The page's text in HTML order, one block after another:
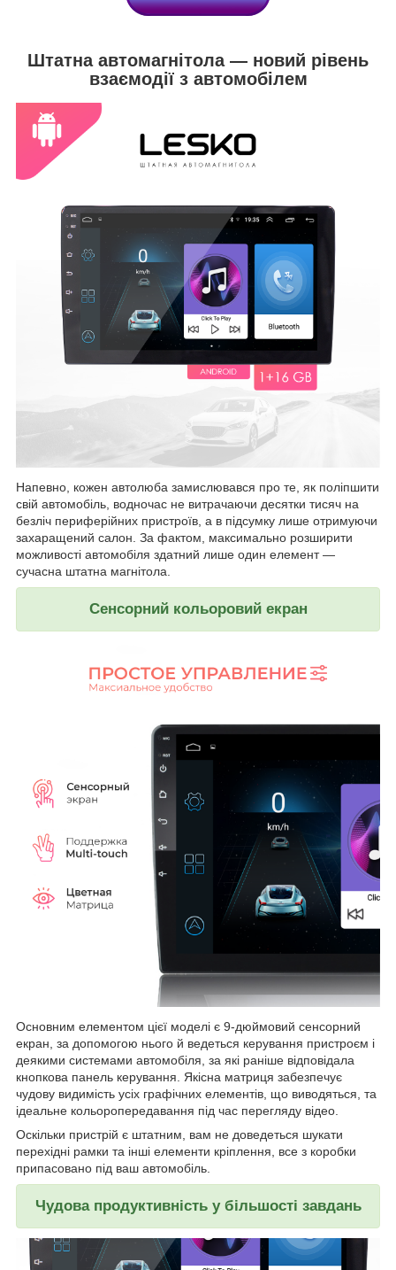
Штатна автомагнітола — новий рівень
взаємодії з автомобілем
Напевно, кожен автолюба замислювався про те, як поліпшити
свій автомобіль, водночас не витрачаючи десятки тисяч на
безліч периферійних пристроїв, а в підсумку лише отримуючи
захаращений салон. За фактом, максимально розширити
можливості автомобіля здатний лише один елемент —
сучасна штатна магнітола.
Сенсорний кольоровий екран
Основним елементом цієї моделі є 9-дюймовий сенсорний
екран, за допомогою нього й ведеться керування пристроєм і
деякими системами автомобіля, за які раніше відповідала
кнопкова панель керування. Якісна матриця забезпечує
чудову видимість усіх графічних елементів, що виводяться, та
ідеальне кольоропередавання під час перегляду відео.
Оскільки пристрій є штатним, вам не доведеться шукати
перехідні рамки та інші елементи кріплення, все з коробки
припасовано під ваш автомобіль.
Чудова продуктивність у більшості завдань